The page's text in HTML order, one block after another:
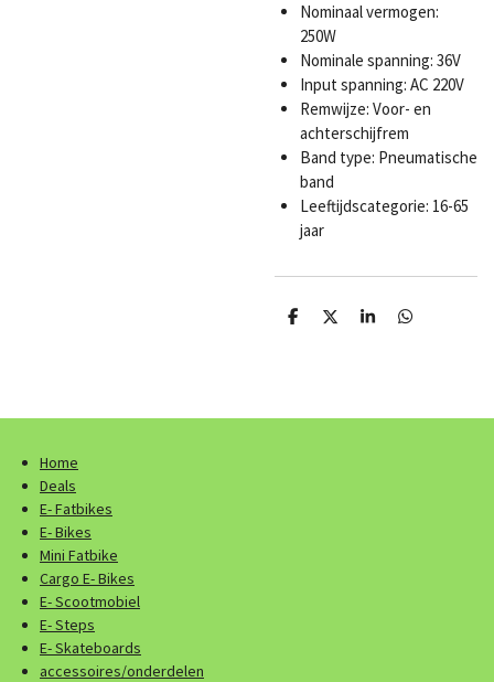
Nominaal vermogen:
250W
Nominale spanning: 36V
Input spanning: AC 220V
Remwijze: Voor- en
achterschijfrem
Band type: Pneumatische
band
Leeftijdscategorie: 16-65
jaar
D
D
S
D
Home
Deals
E- Fatbikes
E- Bikes
Mini Fatbike
Cargo E- Bikes
E- Scootmobiel
E- Steps
E- Skateboards
accessoires/onderdelen